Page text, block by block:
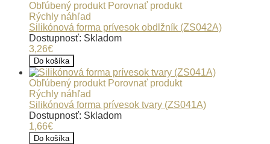
Obľúbený produkt Porovnať produkt
Rýchly náhľad
Silikónová forma prívesok obdlžník (ZS042A)
Dostupnosť: Skladom
3,26€
Do košíka
Obľúbený produkt Porovnať produkt
Rýchly náhľad
Silikónová forma prívesok tvary (ZS041A)
Dostupnosť: Skladom
1,66€
Do košíka